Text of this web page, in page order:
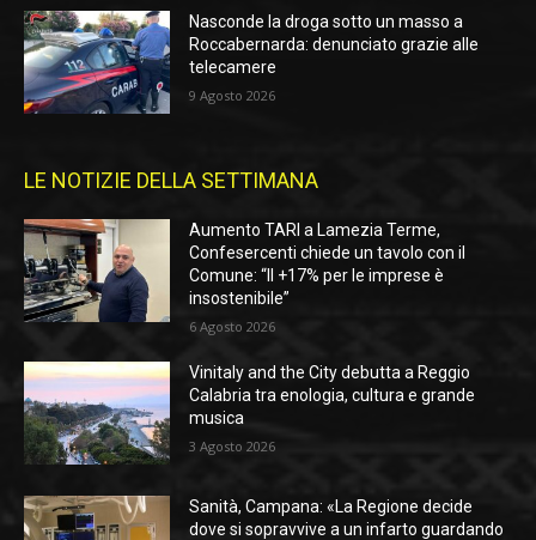
Nasconde la droga sotto un masso a
Roccabernarda: denunciato grazie alle
telecamere
9 Agosto 2026
LE NOTIZIE DELLA SETTIMANA
Aumento TARI a Lamezia Terme,
Confesercenti chiede un tavolo con il
Comune: “Il +17% per le imprese è
insostenibile”
6 Agosto 2026
Vinitaly and the City debutta a Reggio
Calabria tra enologia, cultura e grande
musica
3 Agosto 2026
Sanità, Campana: «La Regione decide
dove si sopravvive a un infarto guardando